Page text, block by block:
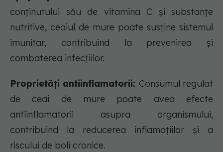
conținutului său de vitamina C și substanțe
nutritive, ceaiul de mure poate susține sistemul
imunitar, contribuind la prevenirea și
combaterea infecțiilor.
Proprietăți antiinflamatorii: Consumul regulat
de ceai de mure poate avea efecte
antiinflamatorii asupra organismului,
contribuind la reducerea inflamațiilor și a
riscului de boli cronice.